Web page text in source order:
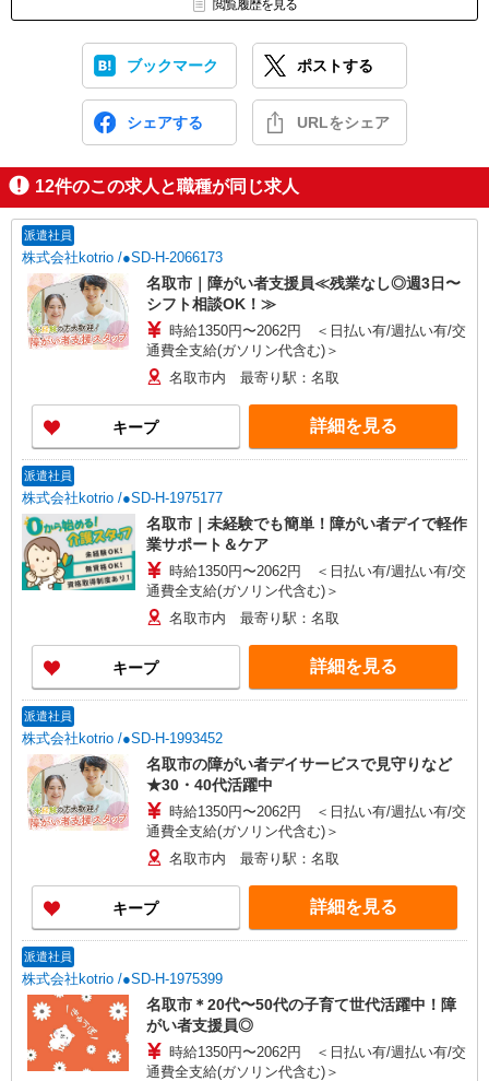
閲覧履歴を見る
ブックマーク ポストする
シェアする URLをシェア
12件のこの求人と職種が同じ求人
派遣社員
株式会社kotrio /●SD-H-2066173
名取市｜障がい者支援員≪残業なし◎週3日〜
シフト相談OK！≫
時給1350円〜2062円 ＜日払い有/週払い有/交
通費全支給(ガソリン代含む)＞
名取市内 最寄り駅：名取
キープ 詳細を見る
派遣社員
株式会社kotrio /●SD-H-1975177
名取市｜未経験でも簡単！障がい者デイで軽作
業サポート＆ケア
時給1350円〜2062円 ＜日払い有/週払い有/交
通費全支給(ガソリン代含む)＞
名取市内 最寄り駅：名取
キープ 詳細を見る
派遣社員
株式会社kotrio /●SD-H-1993452
名取市の障がい者デイサービスで見守りなど
★30・40代活躍中
時給1350円〜2062円 ＜日払い有/週払い有/交
通費全支給(ガソリン代含む)＞
名取市内 最寄り駅：名取
キープ 詳細を見る
派遣社員
株式会社kotrio /●SD-H-1975399
名取市＊20代〜50代の子育て世代活躍中！障
がい者支援員◎
時給1350円〜2062円 ＜日払い有/週払い有/交
通費全支給(ガソリン代含む)＞